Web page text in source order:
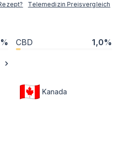
Telemedizin Preisvergleich
CBD 1,0%
Kanada